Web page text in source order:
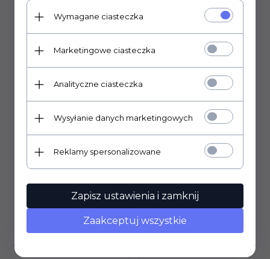
Rączka do kolumn, wzmacniaczy, wykonana z tworzywa.
Kolor czarny o delikatnej strukturze
wymiary: 210 x 165mm
OPINIE KLIENTÓW
Klienci, którzy kupili ten
produkt wybrali również...
Wymagane ciasteczka
Marketingowe ciasteczka
Analityczne ciasteczka
Wysyłanie danych marketingowych
Reklamy spersonalizowane
Zapisz ustawienia i zamknij
Zaakceptuj wszystkie